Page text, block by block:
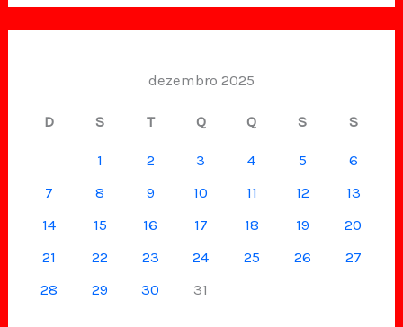
dezembro 2025
D S T Q Q S S
1 2 3 4 5
6
7
8 9 10 11 12
13
14
15 16 17 18 19
20
21
22 23 24 25 26
27
28
29 30 31